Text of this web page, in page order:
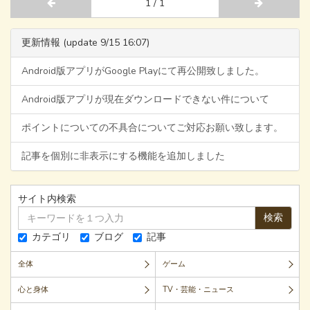
1 / 1
更新情報 (update 9/15 16:07)
Android版アプリがGoogle Playにて再公開致しました。
Android版アプリが現在ダウンロードできない件について
ポイントについての不具合についてご対応お願い致します。
記事を個別に非表示にする機能を追加しました
サイト内検索
検索
カテゴリ
ブログ 記事
全体 ゲーム
心と身体 TV・芸能・ニュース